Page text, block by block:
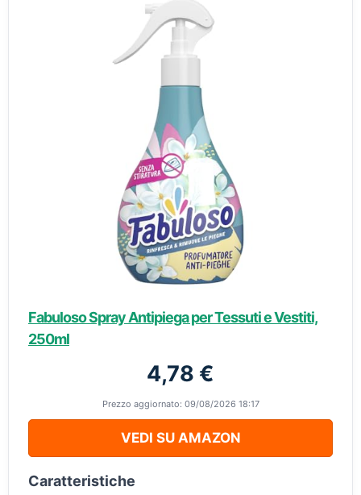
Fabuloso Spray Antipiega per Tessuti e Vestiti,
250ml
4,78 €
Prezzo aggiornato: 09/08/2026 18:17
VEDI SU AMAZON
Caratteristiche